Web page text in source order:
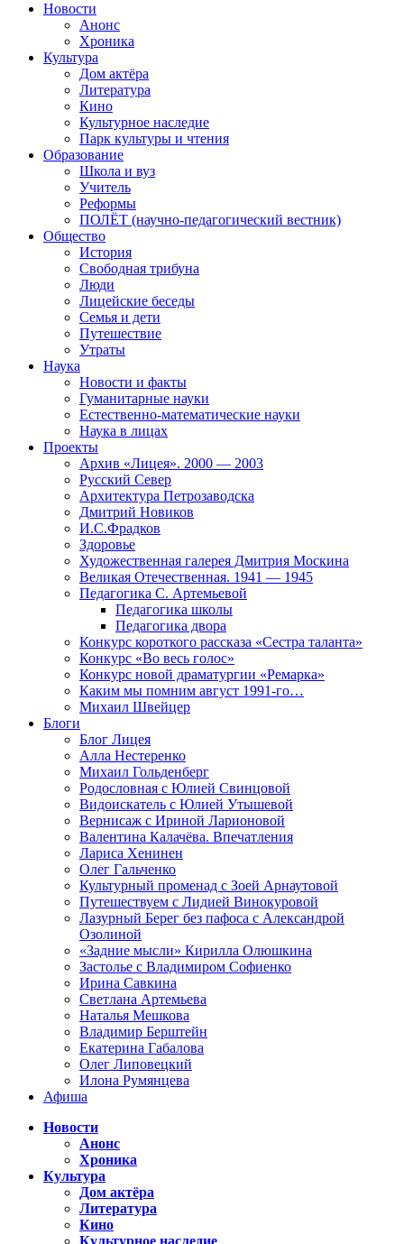
Новости
Анонс
Хроника
Культура
Дом актёра
Литература
Кино
Культурное наследие
Парк культуры и чтения
Образование
Школа и вуз
Учитель
Реформы
ПОЛЁТ (научно-педагогический вестник)
Общество
История
Свободная трибуна
Люди
Лицейские беседы
Семья и дети
Путешествие
Утраты
Наука
Новости и факты
Гуманитарные науки
Естественно-математические науки
Наука в лицах
Проекты
Архив «Лицея». 2000 — 2003
Русский Север
Архитектура Петрозаводска
Дмитрий Новиков
И.С.Фрадков
Здоровье
Художественная галерея Дмитрия Москина
Великая Отечественная. 1941 — 1945
Педагогика С. Артемьевой
Педагогика школы
Педагогика двора
Конкурс короткого рассказа «Сестра таланта»
Конкурс «Во весь голос»
Конкурс новой драматургии «Ремарка»
Каким мы помним август 1991-го…
Михаил Швейцер
Блоги
Блог Лицея
Алла Нестеренко
Михаил Гольденберг
Родословная с Юлией Свинцовой
Видоискатель с Юлией Утышевой
Вернисаж с Ириной Ларионовой
Валентина Калачёва. Впечатления
Лариса Хенинен
Олег Гальченко
Культурный променад с Зоей Арнаутовой
Путешествуем с Лидией Винокуровой
Лазурный Берег без пафоса с Александрой
Озолиной
«Задние мысли» Кирилла Олюшкина
Застолье с Владимиром Софиенко
Ирина Савкина
Светлана Артемьева
Наталья Мешкова
Владимир Берштейн
Екатерина Габалова
Олег Липовецкий
Илона Румянцева
Афиша
Новости
Анонс
Хроника
Культура
Дом актёра
Литература
Кино